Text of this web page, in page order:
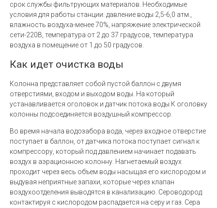
срок службы фильтрующих материалов. Необходимые
условия для работы станции: давление воды 2,5-6,0 атм.,
влажность воздуха-менее 70%, напряжение электрической
сети-220В, температура от 2 до 37 градусов, температура
воздуха в помещение от 1 до 50 градусов.
Как идет очистка воды
Колонна представляет собой пустой баллон с двумя
отверстиями, входом и выходом воды. На который
устанавливается оголовок и датчик потока воды.К оголовку
колонны подсоединяется воздушный компрессор.
Во время начала водозабора вода, через входное отверстие
поступает в баллон, от датчика потока поступает сигнал к
компрессору, который под давлением начинает подавать
воздух в аэрационною колонну. Нагнетаемый воздух
проходит через весь объем воды насыщая его кислородом и
выдувая неприятные запахи, которые через клапан
воздухоотделения выводятся в канализацию. Сероводород
контактируя с кислородом распадается на серу и газ. Сера